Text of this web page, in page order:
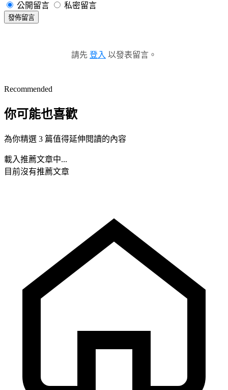
公開留言 私密留言
發佈留言
請先 登入 以發表留言。
Recommended
你可能也喜歡
為你精選 3 篇值得延伸閱讀的內容
載入推薦文章中...
目前沒有推薦文章